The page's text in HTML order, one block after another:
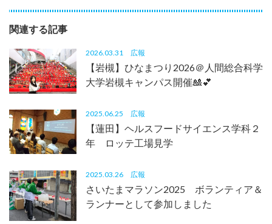
関連する記事
2026.03.31 広報
【岩槻】ひなまつり2026＠人間総合科学
大学岩槻キャンパス開催🎎💕
2025.06.25 広報
【蓮田】ヘルスフードサイエンス学科２
年 ロッテ工場見学
2025.03.26 広報
さいたまマラソン2025 ボランティア＆
ランナーとして参加しました